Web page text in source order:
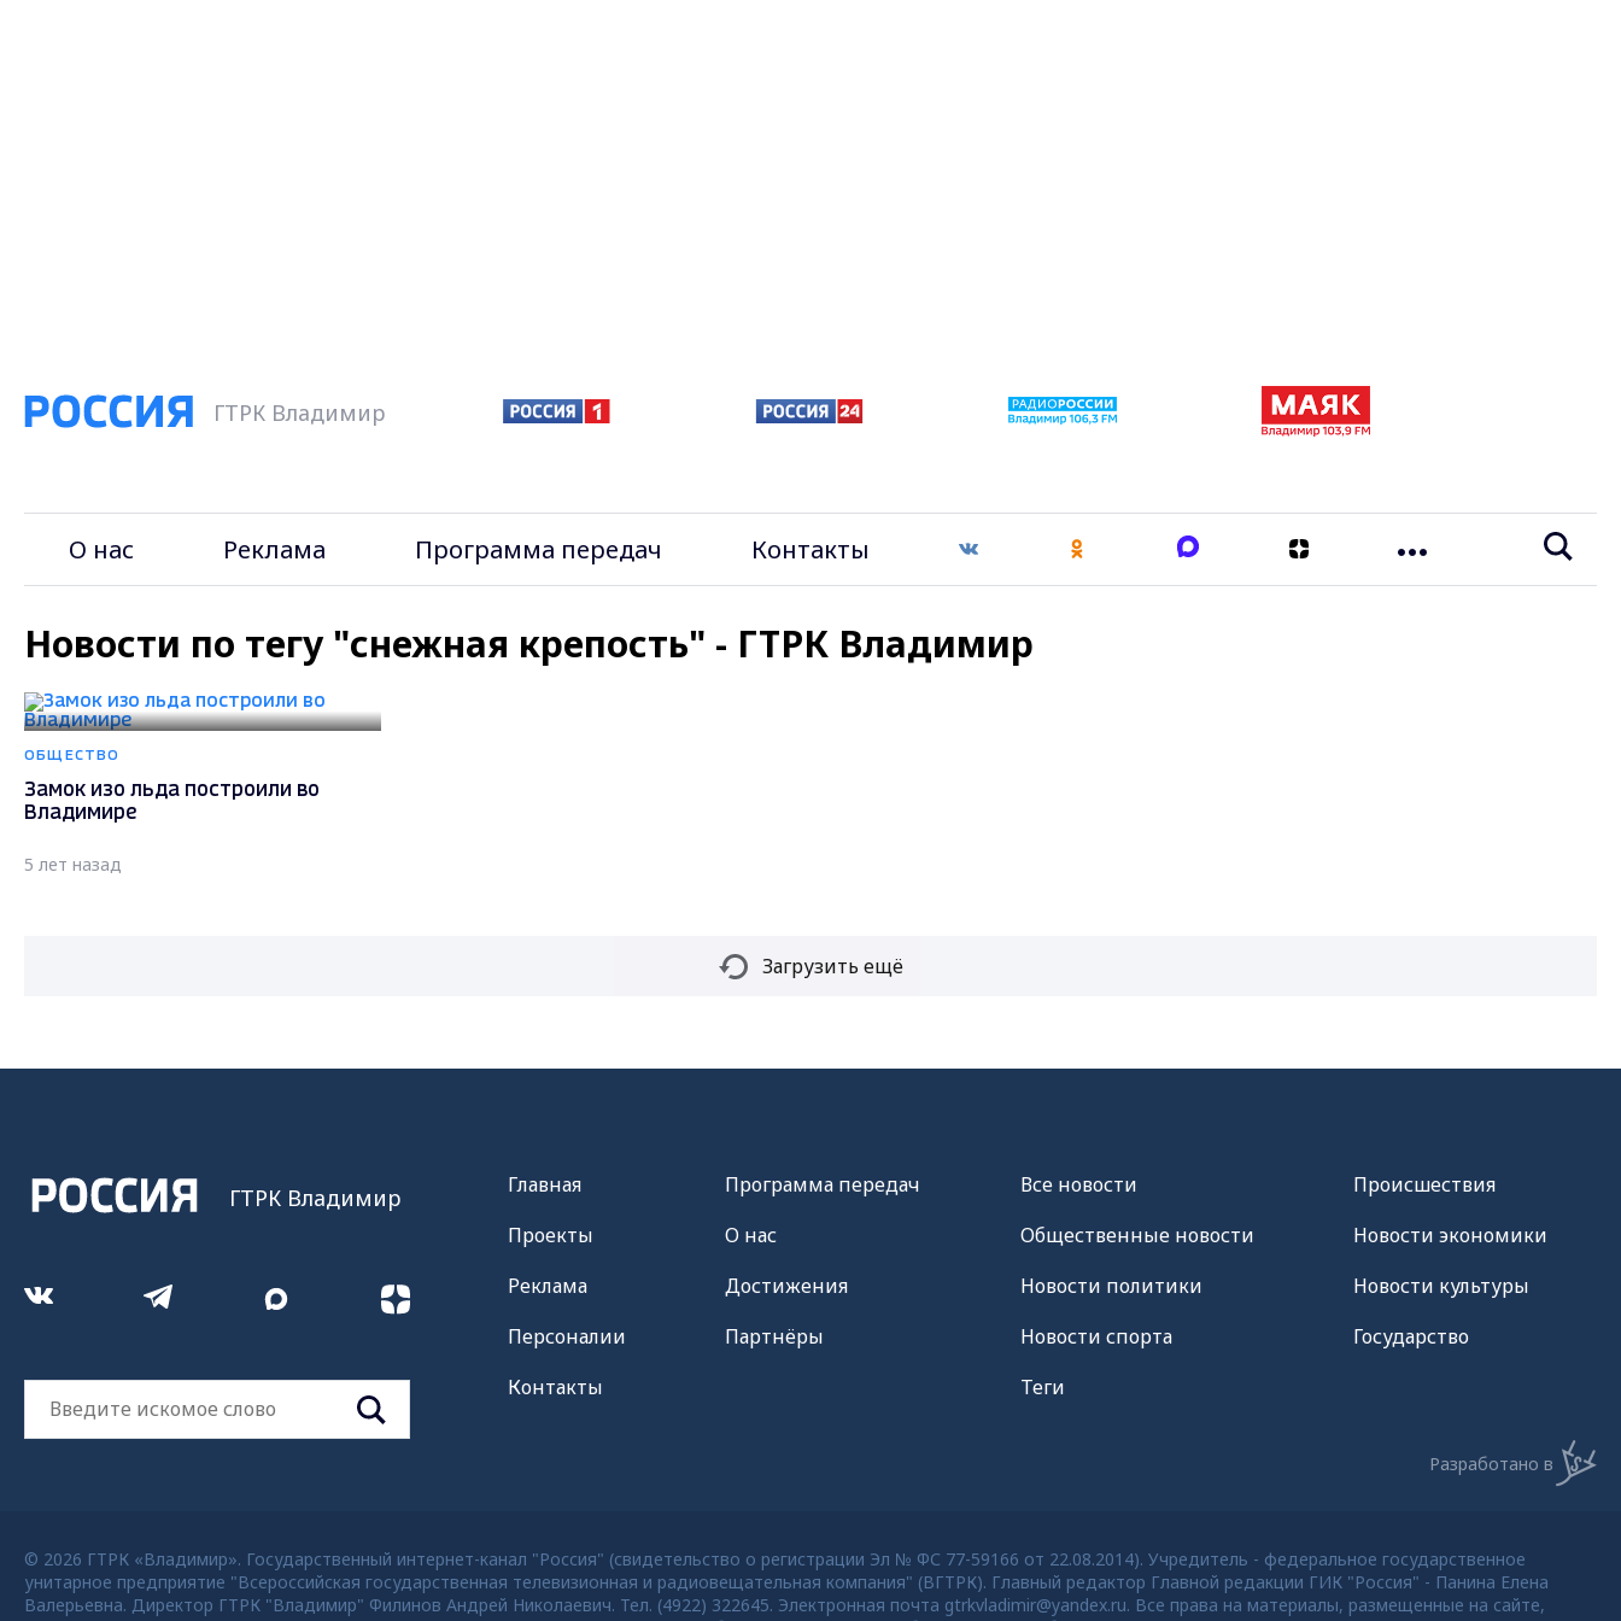
ГТРК Владимир
О нас Реклама Программа передач Контакты
Новости по тегу "снежная крепость" - ГТРК Владимир
ОБЩЕСТВО
Замок изо льда построили во
Владимире
5 лет назад
Загрузить ещё
ГТРК Владимир
Главная
Проекты
Реклама
Персоналии
Контакты
Программа передач
О нас
Достижения
Партнёры
Все новости
Общественные новости
Новости политики
Новости спорта
Теги
Происшествия
Новости экономики
Новости культуры
Государство
Разработано в
© 2026 ГТРК «Владимир». Государственный интернет-канал "Россия" (свидетельство о регистрации Эл № ФС 77-59166 от 22.08.2014). Учредитель - федеральное государственное
унитарное предприятие "Всероссийская государственная телевизионная и радиовещательная компания" (ВГТРК). Главный редактор Главной редакции ГИК "Россия" - Панина Елена
Валерьевна. Директор ГТРК "Владимир" Филинов Андрей Николаевич. Тел. (4922) 322645. Электронная почта gtrkvladimir@yandex.ru. Все права на материалы, размещенные на сайте,